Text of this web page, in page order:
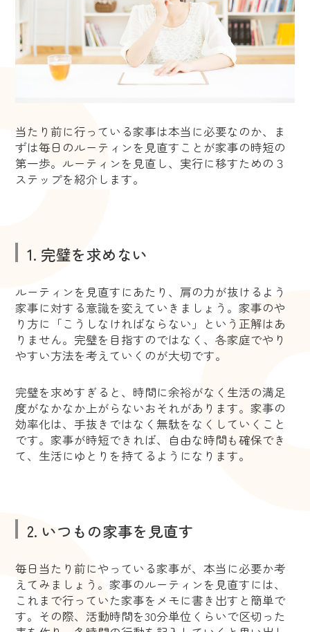
当たり前に行っている家事は本当に必要なのか、ま
ずは毎日のルーティンを見直すことが家事の時短の
第一歩。ルーティンを見直し、実行に移すための３
ステップを紹介します。
1. 完璧を求めない
ルーティンを見直すにあたり、肩の力が抜けるよう
家事に対する意識を変えていきましょう。家事のや
り方に「こうしなければならない」という正解はあ
りません。完璧を目指すのではなく、各家庭でやり
やすい方法を考えていくのが大切です。
完璧を求めすぎると、時間に余裕がなく生活の満足
度がなかなか上がらないおそれがあります。家事の
効率化は、手抜きではなく無駄をなくしていくこと
です。家事が時短できれば、自由な時間も確保でき
て、生活にゆとりを持てるようになります。
2. いつもの家事を見直す
毎日当たり前にやっている家事が、本当に必要か考
えてみましょう。家事のルーティンを見直すには、
これまで行っていた家事をメモに書き出すと簡単で
す。その際、活動時間を30分単位くらいで区切った